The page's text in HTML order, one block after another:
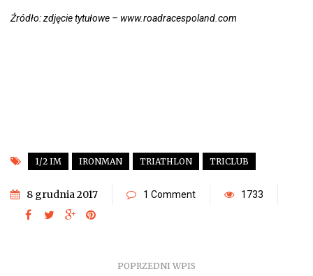
Źródło: zdjęcie tytułowe – www.roadracespoland.com
1/2 IM IRONMAN TRIATHLON TRICLUB
8 grudnia 2017 1 Comment 1733
POPRZEDNI WPIS